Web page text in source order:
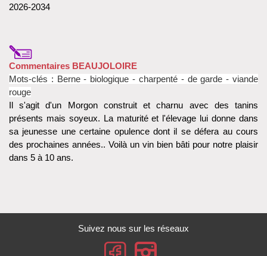
2026-2034
Commentaires BEAUJOLOIRE
Mots-clés : Berne - biologique - charpenté - de garde - viande
rouge
Il s'agit d'un Morgon construit et charnu avec des tanins
présents mais soyeux. La maturité et l'élevage lui donne dans
sa jeunesse une certaine opulence dont il se défera au cours
des prochaines années.. Voilà un vin bien bâti pour notre plaisir
dans 5 à 10 ans.
Suivez nous sur les réseaux